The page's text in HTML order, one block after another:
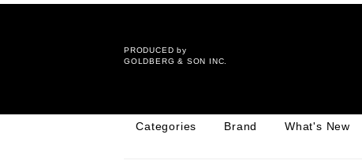
PRODUCED by
GOLDBERG & SON INC.
Categories Brand What's New